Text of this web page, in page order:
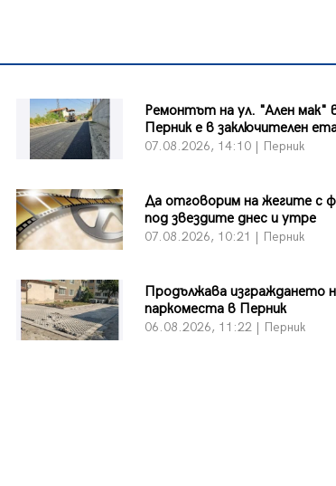
Ремонтът на ул. "Ален мак"
Перник е в заключителен
07.08.2026, 14:10 | Перник
Да отговорим на жегите с
под звездите днес и утре
07.08.2026, 10:21 | Перник
Продължава изграждането
паркоместа в Перник
06.08.2026, 11:22 | Перник